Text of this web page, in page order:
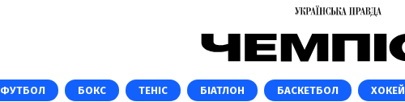
ФУТБОЛ БОКС ТЕНІС БІАТЛОН БАСКЕТБОЛ ХОКЕЙ